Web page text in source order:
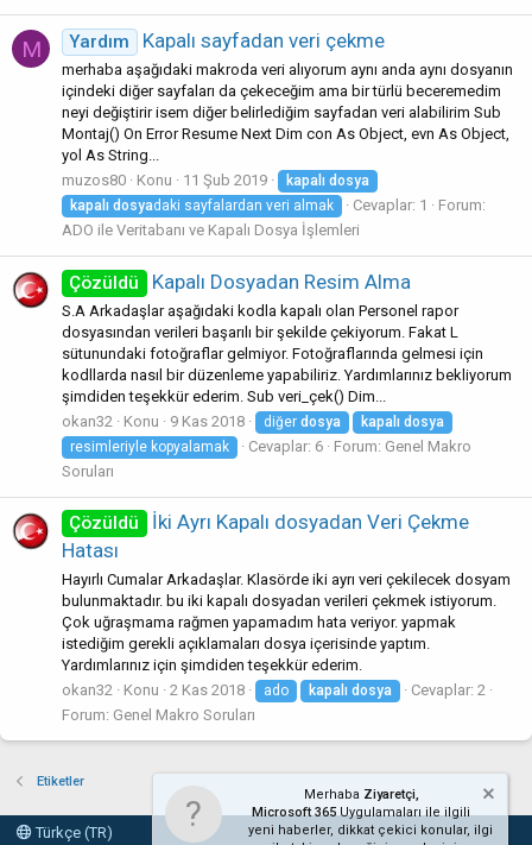
M Yardım Kapalı sayfadan veri çekme
merhaba aşağıdaki makroda veri alıyorum aynı anda aynı dosyanın
içindeki diğer sayfaları da çekeceğim ama bir türlü beceremedim
neyi değiştirir isem diğer belirlediğim sayfadan veri alabilirim Sub
Montaj() On Error Resume Next Dim con As Object, evn As Object,
yol As String...
muzos80
Konu 11 Şub 2019 kapalı dosya
kapalı dosyadaki sayfalardan veri almak Cevaplar: 1
Forum:
ADO ile Veritabanı ve Kapalı Dosya İşlemleri
Çözüldü Kapalı Dosyadan Resim Alma
S.A Arkadaşlar aşağıdaki kodla kapalı olan Personel rapor
dosyasından verileri başarılı bir şekilde çekiyorum. Fakat L
sütunundaki fotoğraflar gelmiyor. Fotoğraflarında gelmesi için
kodllarda nasıl bir düzenleme yapabiliriz. Yardımlarınız bekliyorum
şimdiden teşekkür ederim. Sub veri_çek() Dim...
okan32
Konu 9 Kas 2018 diğer dosya kapalı dosya
resimleriyle kopyalamak
Cevaplar: 6 Forum: Genel Makro
Soruları
Çözüldü
İki Ayrı Kapalı dosyadan Veri Çekme
Hatası
Hayırlı Cumalar Arkadaşlar. Klasörde iki ayrı veri çekilecek dosyam
bulunmaktadır. bu iki kapalı dosyadan verileri çekmek istiyorum.
Çok uğraşmama rağmen yapamadım hata veriyor. yapmak
istediğim gerekli açıklamaları dosya içerisinde yaptım.
Yardımlarınız için şimdiden teşekkür ederim.
okan32
Konu 2 Kas 2018 ado kapalı dosya
Cevaplar: 2
Forum: Genel Makro Soruları
Etiketler
Türkçe (TR)
Merhaba Ziyaretçi,
Microsoft 365Uygulamaları ile ilgili
yeni haberler, dikkat çekici konular, ilgi